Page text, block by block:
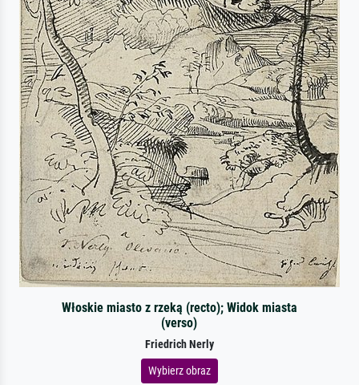
Włoskie miasto z rzeką (recto); Widok miasta
(verso)
Friedrich Nerly
Wybierz obraz